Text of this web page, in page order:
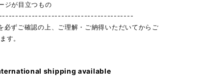
ジが目立つもの
必ずご確認の上、ご理解・ご納得いただいてからご
す。
shipping available